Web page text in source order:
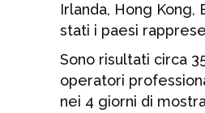
Irlanda, Hong Kong,
stati i paesi
Sono risultati circa
operatori
nei 4 giorni di